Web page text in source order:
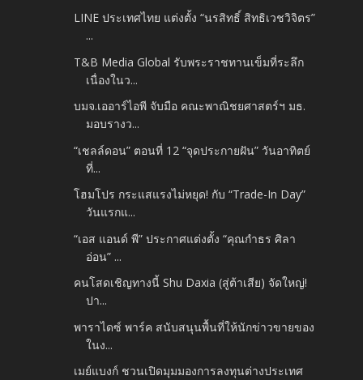
LINE ประเทศไทย แต่งตั้ง “นรสิทธิ์ สิทธิเวชวิจิตร”
...
T&B Media Global รับพระราชทานเข็มที่ระลึก
เนื่องในว...
บมจ.เออาร์ไอพี จับมือ คณะพาณิชยศาสตร์ฯ มธ.
มอบรางว...
“เชลล์ดอน” ตอนที่ 12 “จุดประกายฝัน” วันอาทิตย์
ที่...
โฮมโปร กระแสแรงไม่หยุด! กับ “Trade-In Day”
วันแรกแ...
“เอส แอนด์ พี” ประกาศแต่งตั้ง “คุณกำธร ศิลา
อ่อน” ...
คนโสดเชิญทางนี้ Shu Daxia (สู่ต้าเสีย) จัดใหญ่!
ปา...
พาราไดซ์ พาร์ค สนับสนุนพื้นที่ให้นักข่าวขายของ
ในง...
เมย์แบงก์ ชวนเปิดมุมมองการลงทุนต่างประเทศ